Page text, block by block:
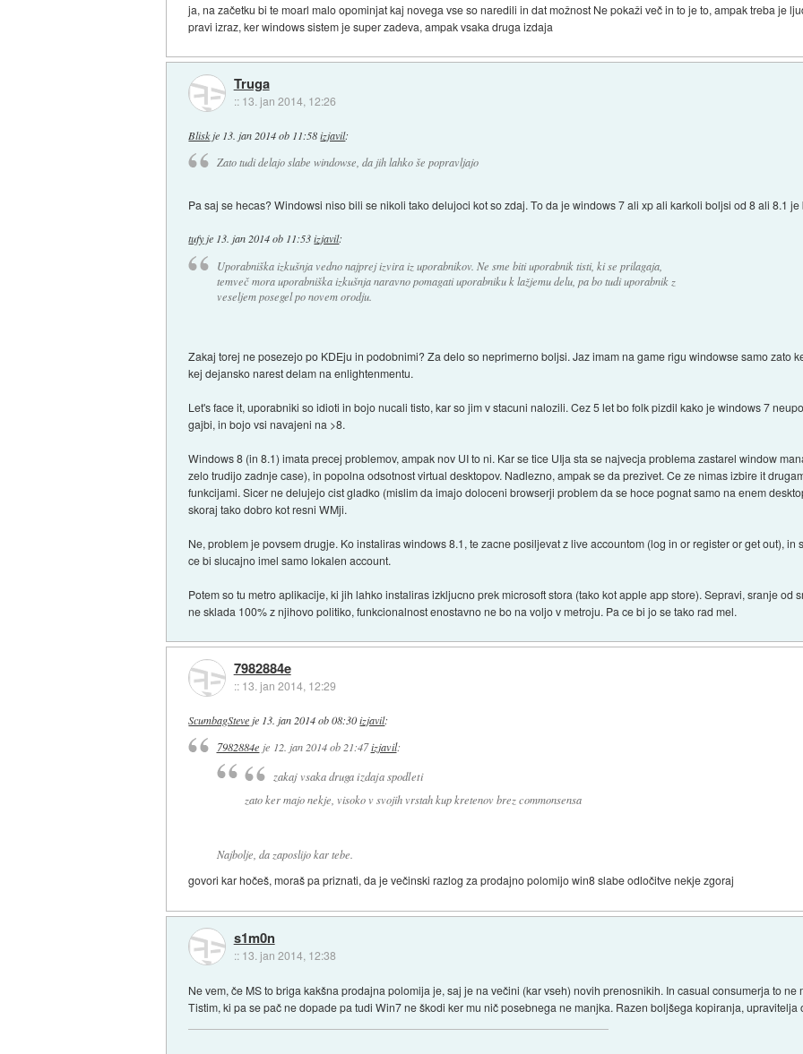
ja, na začetku bi te moarl malo opominjat kaj novega vse so naredili in dat možnost Ne pokaži več in to je to, ampak treba je
pravi izraz, ker windows sistem je super zadeva, ampak vsaka druga izdaja
Truga
:: 13. jan 2014, 12:26
Bliskje 13. jan 2014 ob 11:58 izjavil:
Zato tudi delajo slabe windowse, da jih lahko še popravljajo
Pa saj se hecas? Windowsi niso bili se nikoli tako delujoci kot so zdaj. To da je windows 7 ali xp ali karkoli boljsi od 8 ali 8.1 je
tufyje 13. jan 2014 ob 11:53 izjavil:
Uporabniška izkušnja vedno najprej izvira iz uporabnikov. Ne sme biti uporabnik tisti, ki se prilagaja,
temveč mora uporabniška izkušnja naravno pomagati uporabniku k lažjemu delu, pa bo tudi uporabnik z
veseljem posegel po novem orodju.
Zakaj torej ne posezejo po KDEju in podobnimi? Za delo so neprimerno boljsi. Jaz imam na game rigu windowse samo zato
kej dejansko narest delam na enlightenmentu.
Let's face it, uporabniki so idioti in bojo nucali tisto, kar so jim v stacuni nalozili. Cez 5 let bo folk pizdil kako je windows 7
gajbi, in bojo vsi navajeni na >8.
Windows 8 (in 8.1) imata precej problemov, ampak nov UI to ni. Kar se tice UIja sta se najvecja problema zastarel window
zelo trudijo zadnje case), in popolna odsotnost virtual desktopov. Nadlezno, ampak se da prezivet. Ce ze nimas izbire it
funkcijami. Sicer ne delujejo cist gladko (mislim da imajo doloceni browserji problem da se hoce pognat samo na enem
skoraj tako dobro kot resni WMji.
Ne, problem je povsem drugje. Ko instaliras windows 8.1, te zacne posiljevat z live accountom (log in or register or get out), in
ce bi slucajno imel samo lokalen account.
Potem so tu metro aplikacije, ki jih lahko instaliras izkljucno prek microsoft stora (tako kot apple app store). Sepravi, sranje od
ne sklada 100% z njihovo politiko, funkcionalnost enostavno ne bo na voljo v metroju. Pa ce bi jo se tako rad mel.
7982884e
:: 13. jan 2014, 12:29
ScumbagSteve je 13. jan 2014 ob 08:30 izjavil:
7982884e je 12. jan 2014 ob 21:47 izjavil:
zakaj vsaka druga izdaja spodleti
zato ker majo nekje, visoko v svojih vrstah kup kretenov brez commonsensa
Najbolje, da zaposlijo kar tebe.
govori kar hočeš, moraš pa priznati, da je večinski razlog za prodajno polomijo win8 slabe odločitve nekje zgoraj
s1m0n
:: 13. jan 2014, 12:38
Ne vem, če MS to briga kakšna prodajna polomija je, saj je na večini (kar vseh) novih prenosnikih. In casual consumerja to ne
Tistim, ki pa se pač ne dopade pa tudi Win7 ne škodi ker mu nič posebnega ne manjka. Razen boljšega kopiranja, upravitelja